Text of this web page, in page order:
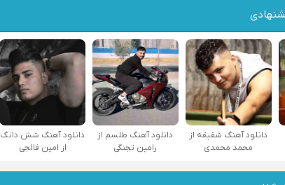
دانلود آهنگ شقیقه از
محمد محمدی
دانلود آهنگ طلسم از
رامین تجنگی
دانلود آهنگ شش دانگ
از امین فالجی